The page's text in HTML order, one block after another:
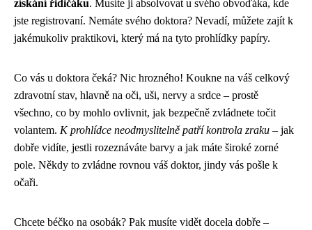
získání řidičáku. Musíte ji absolvovat u svého obvoďáka, kde
jste registrovaní. Nemáte svého doktora? Nevadí, můžete zajít k
jakémukoliv praktikovi, který má na tyto prohlídky papíry.
Co vás u doktora čeká? Nic hrozného! Koukne na váš celkový
zdravotní stav, hlavně na oči, uši, nervy a srdce – prostě
všechno, co by mohlo ovlivnit, jak bezpečně zvládnete točit
volantem. K prohlídce neodmyslitelně patří kontrola zraku – jak
dobře vidíte, jestli rozeznáváte barvy a jak máte široké zorné
pole. Někdy to zvládne rovnou váš doktor, jindy vás pošle k
očaři.
Chcete béčko na osobák? Pak musíte vidět docela dobře –